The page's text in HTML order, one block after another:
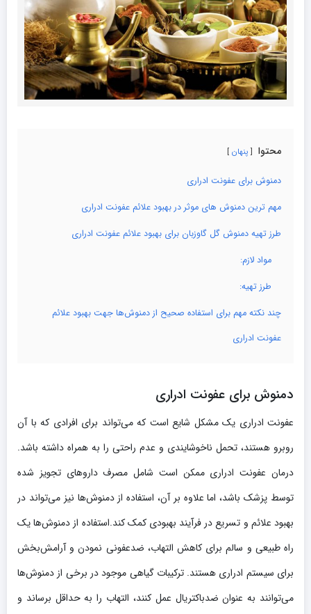
محتوا پنهان
دمنوش برای عفونت ادراری
مهم ترین دمنوش های موثر در بهبود علائم عفونت ادراری
طرز تهیه دمنوش گل گاوزبان برای بهبود علائم عفونت ادراری
مواد لازم:
طرز تهیه:
چند نکته مهم برای استفاده صحیح از دمنوش‌ها جهت بهبود علائم
عفونت ادراری
دمنوش برای عفونت ادراری
عفونت ادراری یک مشکل شایع است که می‌تواند برای افرادی که با آن
روبرو هستند، تحمل ناخوشایندی و عدم راحتی را به همراه داشته باشد.
درمان عفونت ادراری ممکن است شامل مصرف داروهای تجویز شده
توسط پزشک باشد، اما علاوه بر آن، استفاده از دمنوش‌ها نیز می‌تواند در
بهبود علائم و تسریع در فرآیند بهبودی کمک کند.استفاده از دمنوش‌ها یک
راه طبیعی و سالم برای کاهش التهاب، ضدعفونی نمودن و آرامش‌بخش
برای سیستم ادراری هستند. ترکیبات گیاهی موجود در برخی از دمنوش‌ها
می‌توانند به عنوان ضدباکتریال عمل کنند، التهاب را به حداقل برساند و